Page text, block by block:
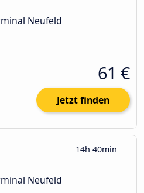
Neufeld
61 €
Jetzt finden
14h 40min
Neufeld